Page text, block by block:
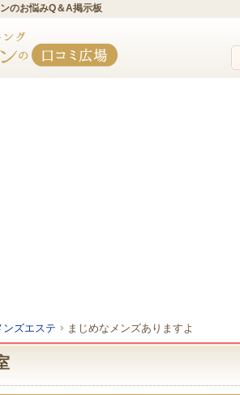
のお悩みQ＆A掲示板
ンズエステ まじめなメンズありますよ